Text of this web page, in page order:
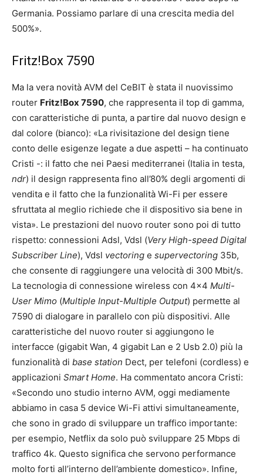
Germania. Possiamo parlare di una crescita media del
500%».
Fritz!Box 7590
Ma la vera novità AVM del CeBIT è stata il nuovissimo
router Fritz!Box 7590, che rappresenta il top di gamma,
con caratteristiche di punta, a partire dal nuovo design e
dal colore (bianco): «La rivisitazione del design tiene
conto delle esigenze legate a due aspetti – ha continuato
Cristi -: il fatto che nei Paesi mediterranei (Italia in testa,
ndr) il design rappresenta fino all’80% degli argomenti di
vendita e il fatto che la funzionalità Wi-Fi per essere
sfruttata al meglio richiede che il dispositivo sia bene in
vista». Le prestazioni del nuovo router sono poi di tutto
rispetto: connessioni Adsl, Vdsl (Very High-speed Digital
Subscriber Line), Vdsl vectoring e supervectoring 35b,
che consente di raggiungere una velocità di 300 Mbit/s.
La tecnologia di connessione wireless con 4×4 Multi-
User Mimo (Multiple Input-Multiple Output) permette al
7590 di dialogare in parallelo con più dispositivi. Alle
caratteristiche del nuovo router si aggiungono le
interfacce (gigabit Wan, 4 gigabit Lan e 2 Usb 2.0) più la
funzionalità di base station Dect, per telefoni (cordless) e
applicazioni Smart Home. Ha commentato ancora Cristi:
«Secondo uno studio interno AVM, oggi mediamente
abbiamo in casa 5 device Wi-Fi attivi simultaneamente,
che sono in grado di sviluppare un traffico importante:
per esempio, Netflix da solo può sviluppare 25 Mbps di
traffico 4k. Questo significa che servono performance
molto forti all’interno dell’ambiente domestico». Infine,